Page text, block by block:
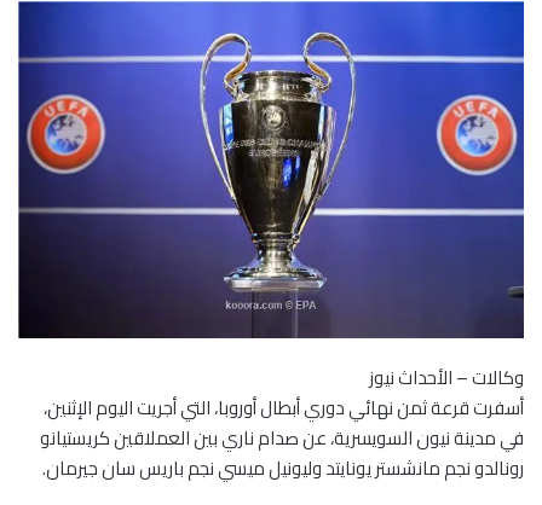
وكالات – الأحداث نيوز
أسفرت قرعة ثمن نهائي دوري أبطال أوروبا، التي أجريت اليوم الإثنين،
في مدينة نيون السويسرية، عن صدام ناري بين العملاقين كريستيانو
رونالدو نجم مانشستر يونايتد وليونيل ميسي نجم باريس سان جيرمان.